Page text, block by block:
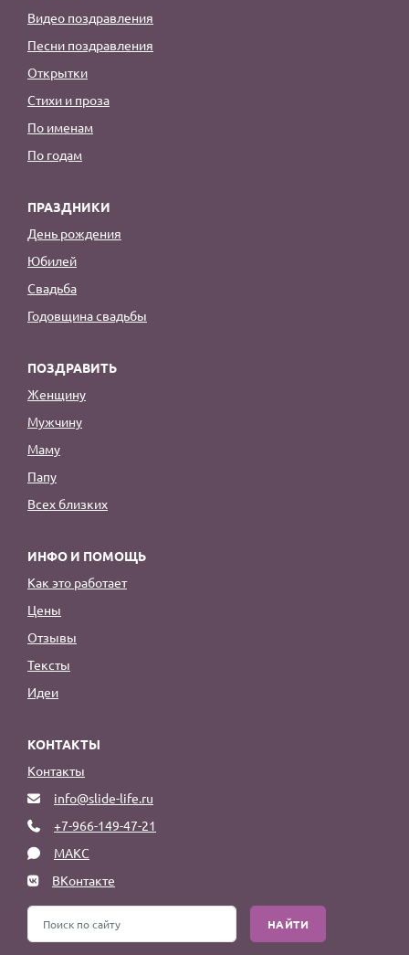
Видео поздравления
Песни поздравления
Открытки
Стихи и проза
По именам
По годам
ПРАЗДНИКИ
День рождения
Юбилей
Свадьба
Годовщина свадьбы
ПОЗДРАВИТЬ
Женщину
Мужчину
Маму
Папу
Всех близких
ИНФО И ПОМОЩЬ
Как это работает
Цены
Отзывы
Тексты
Идеи
КОНТАКТЫ
Контакты
info@slide-life.ru
+7-966-149-47-21
МАКС
ВКонтакте
НАЙТИ